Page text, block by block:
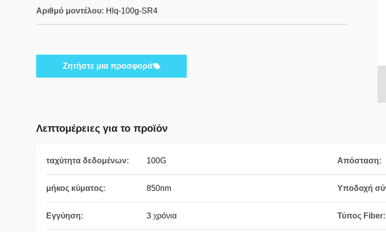
Αριθμό μοντέλου: Hlq-100g-SR4
Ζητήστε μια προσφορά
Λεπτομέρειες για το προϊόν
ταχύτητα δεδομένων: 100G Απόσταση:
μήκος κύματος: 850nm Υποδοχή
Εγγύηση: 3 χρόνια Τύπος Fiber: